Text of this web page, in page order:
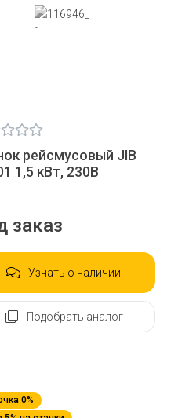
рейсмусовый JIB
1,5 кВт, 230В
заказ
Узнать о наличии
Подобрать аналог
0%